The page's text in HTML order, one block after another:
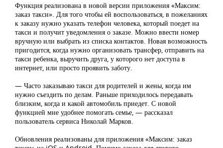
Функция реализована в новой версии приложения «Максим:
заказ такси». Для того чтобы ей воспользоваться, в пожеланиях
к заказу нужно указать телефон человека, который поедет на
такси и получит уведомления о заказе. Можно ввести номер
вручную или выбрать из списка контактов. Новая возможность
пригодится, когда нужно организовать трансфер, отправить на
такси ребенка, выручить друга, у которого нет доступа в
интернет, или просто проявить заботу.
— Часто заказываю такси для родителей и жены, когда им
нужно съездить по делам. Раньше приходилось передавать
близким, когда и какой автомобиль приедет. С новой
функцией мне удобнее помогать семье, — рассказал
пользователь сервиса Николай Марков.
Обновления реализованы для приложения «Максим: заказ